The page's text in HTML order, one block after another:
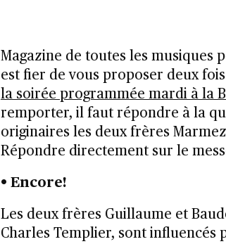
Magazine de toutes les musiques
est fier de vous proposer deux
la soirée programmée mardi à la
remporter, il faut répondre à la
originaires les deux frères
Répondre directement sur le
• Encore!
Les deux frères Guillaume et
Charles Templier, sont influencés